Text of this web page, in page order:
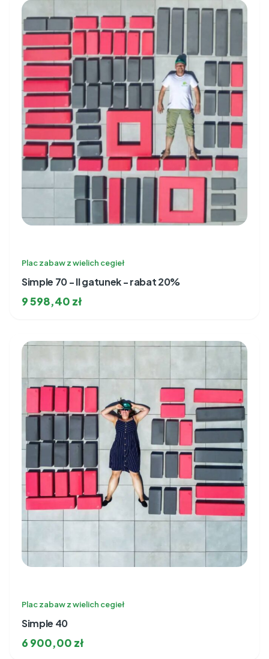
Plac zabaw z wielich cegieł
Simple 70 - II gatunek - rabat 20%
9 598,40 zł
Plac zabaw z wielich cegieł
Simple 40
6 900,00 zł